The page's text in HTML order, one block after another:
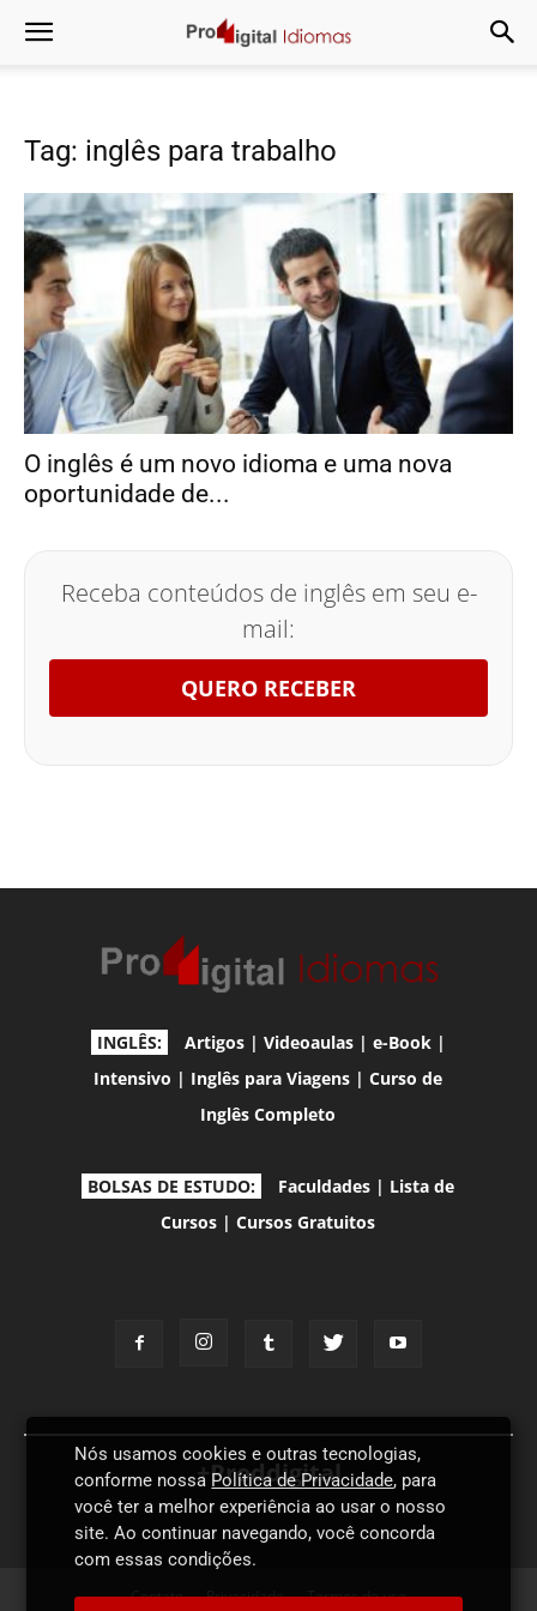
Tag: inglês para trabalho
O inglês é um novo idioma e uma nova
oportunidade de...
Receba conteúdos de inglês em seu e-
mail:
QUERO RECEBER
INGLÊS: Artigos| Videoaulas| e-Book|
Intensivo | Inglês para Viagens |Curso de
Inglês Completo
BOLSAS DE ESTUDO: Faculdades | Lista de
Cursos |Cursos Gratuitos
+Proddigital
Contato Privacidade Termos de uso
Nós usamos cookies e outras tecnologias,
conforme nossaPolítica de Privacidade, para
você ter a melhor experiência ao usar o nosso
site. Ao continuar navegando, você concorda
com essas condições.